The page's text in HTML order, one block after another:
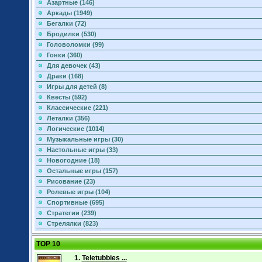
Азартные (146)
Аркады (1949)
Бегалки (72)
Бродилки (530)
Головоломки (99)
Гонки (360)
Для девочек (43)
Драки (168)
Игры для детей (8)
Квесты (592)
Классические (221)
Леталки (356)
Логические (1014)
Музыкальные игры (30)
Настольные игры (33)
Новогодние (18)
Остальные игры (157)
Рисование (23)
Ролевые игры (104)
Спортивные (695)
Стратегии (239)
Стрелялки (823)
TOP 10
1. Teletubbies ...